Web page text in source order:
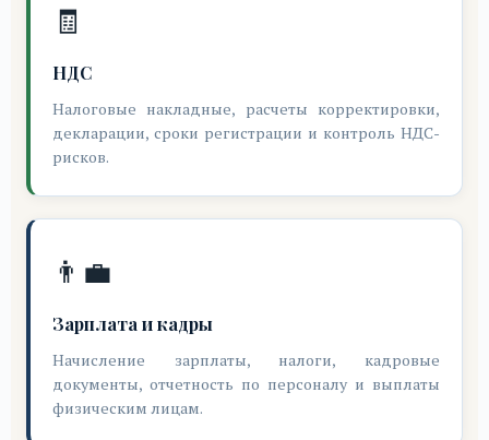
🧾
НДС
Налоговые накладные, расчеты корректировки,
декларации, сроки регистрации и контроль НДС-
рисков.
👨‍💼
Зарплата и кадры
Начисление зарплаты, налоги, кадровые
документы, отчетность по персоналу и выплаты
физическим лицам.